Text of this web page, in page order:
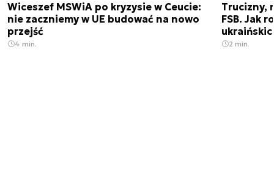
Wiceszef MSWiA po kryzysie w Ceucie:
nie zaczniemy w UE budować na nowo
przejść
4 min.
Trucizny,
FSB. Jak
2 min.